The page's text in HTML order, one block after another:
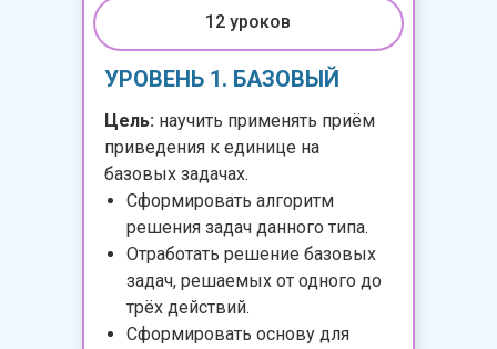
УРОВЕНЬ 1. БАЗОВЫЙ
Цель: научить применять приём
приведения к единице на
базовых задачах.
Сформировать алгоритм
решения задач данного типа.
Отработать решение базовых
задач, решаемых от одного до
трёх действий.
Сформировать основу для
12 уроков